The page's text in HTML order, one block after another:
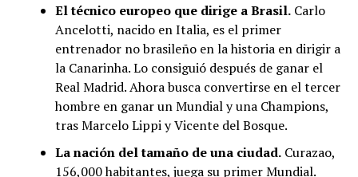
El técnico europeo que dirige a Brasil.Carlo
Ancelotti, nacido en Italia, es el primer
entrenador no brasileño en la historia en dirigir a
la Canarinha. Lo consiguió después de ganar el
Real Madrid. Ahora busca convertirse en el tercer
hombre en ganar un Mundial y una Champions,
tras Marcelo Lippi y Vicente del Bosque.
La nación del tamaño de una ciudad.Curazao,
156,000 habitantes, juega su primer Mundial.